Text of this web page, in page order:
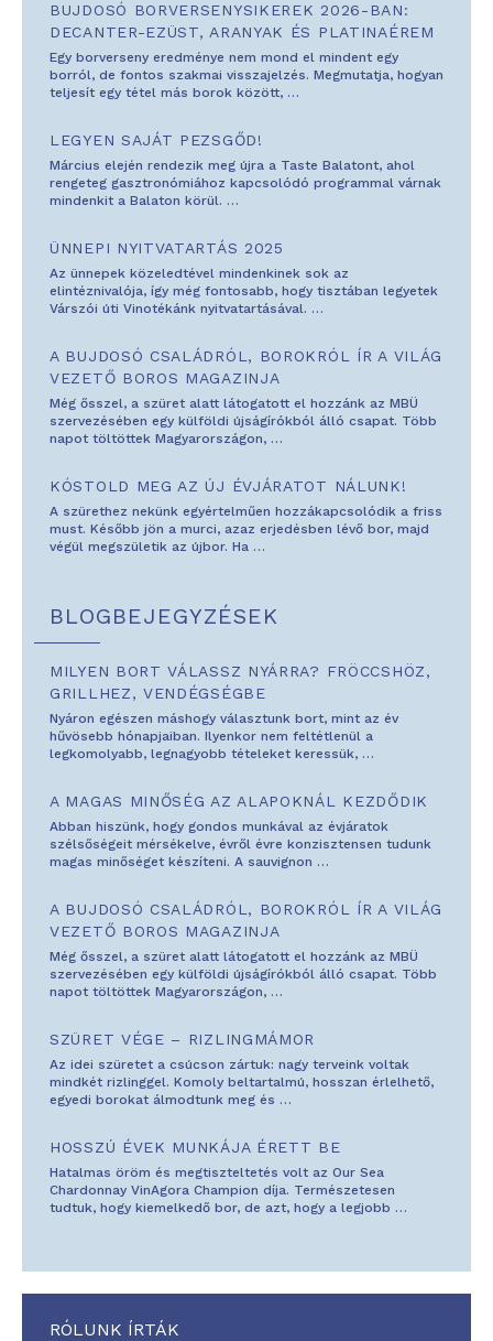
BUJDOSÓ BORVERSENYSIKEREK 2026-BAN:
DECANTER-EZÜST, ARANYAK ÉS PLATINAÉREM
Egy borverseny eredménye nem mond el mindent egy
borról, de fontos szakmai visszajelzés. Megmutatja, hogyan
teljesít egy tétel más borok között, …
LEGYEN SAJÁT PEZSGŐD!
Március elején rendezik meg újra a Taste Balatont, ahol
rengeteg gasztronómiához kapcsolódó programmal várnak
mindenkit a Balaton körül. …
ÜNNEPI NYITVATARTÁS 2025
Az ünnepek közeledtével mindenkinek sok az
elintéznivalója, így még fontosabb, hogy tisztában legyetek
Várszói úti Vinotékánk nyitvatartásával. …
A BUJDOSÓ CSALÁDRÓL, BOROKRÓL ÍR A VILÁG
VEZETŐ BOROS MAGAZINJA
Még ősszel, a szüret alatt látogatott el hozzánk az MBÜ
szervezésében egy külföldi újságírókból álló csapat. Több
napot töltöttek Magyarországon, …
KÓSTOLD MEG AZ ÚJ ÉVJÁRATOT NÁLUNK!
A szürethez nekünk egyértelműen hozzákapcsolódik a friss
must. Később jön a murci, azaz erjedésben lévő bor, majd
végül megszületik az újbor. Ha …
BLOGBEJEGYZÉSEK
MILYEN BORT VÁLASSZ NYÁRRA? FRÖCCSHÖZ,
GRILLHEZ, VENDÉGSÉGBE
Nyáron egészen máshogy választunk bort, mint az év
hűvösebb hónapjaiban. Ilyenkor nem feltétlenül a
legkomolyabb, legnagyobb tételeket keressük, …
A MAGAS MINŐSÉG AZ ALAPOKNÁL KEZDŐDIK
Abban hiszünk, hogy gondos munkával az évjáratok
szélsőségeit mérsékelve, évről évre konzisztensen tudunk
magas minőséget készíteni. A sauvignon …
A BUJDOSÓ CSALÁDRÓL, BOROKRÓL ÍR A VILÁG
VEZETŐ BOROS MAGAZINJA
Még ősszel, a szüret alatt látogatott el hozzánk az MBÜ
szervezésében egy külföldi újságírókból álló csapat. Több
napot töltöttek Magyarországon, …
SZÜRET VÉGE – RIZLINGMÁMOR
Az idei szüretet a csúcson zártuk: nagy terveink voltak
mindkét rizlinggel. Komoly beltartalmú, hosszan érlelhető,
egyedi borokat álmodtunk meg és …
HOSSZÚ ÉVEK MUNKÁJA ÉRETT BE
Hatalmas öröm és megtiszteltetés volt az Our Sea
Chardonnay VinAgora Champion díja. Természetesen
tudtuk, hogy kiemelkedő bor, de azt, hogy a legjobb …
RÓLUNK ÍRTÁK